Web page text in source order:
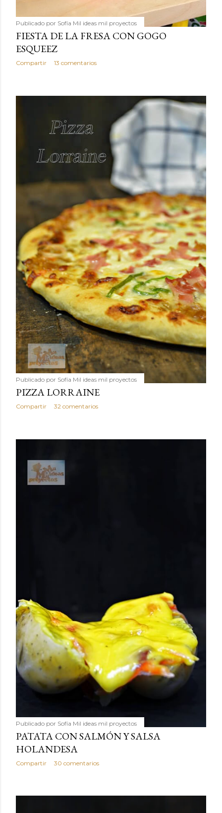
Publicado por Sofía Mil ideas mil proyectos
FIESTA DE LA FRESA CON GOGO
ESQUEEZ
Compartir 13 comentarios
Publicado por Sofía Mil ideas mil proyectos
PIZZA LORRAINE
Compartir 32 comentarios
Publicado por Sofía Mil ideas mil proyectos
PATATA CON SALMÓN Y SALSA
HOLANDESA
Compartir 30 comentarios